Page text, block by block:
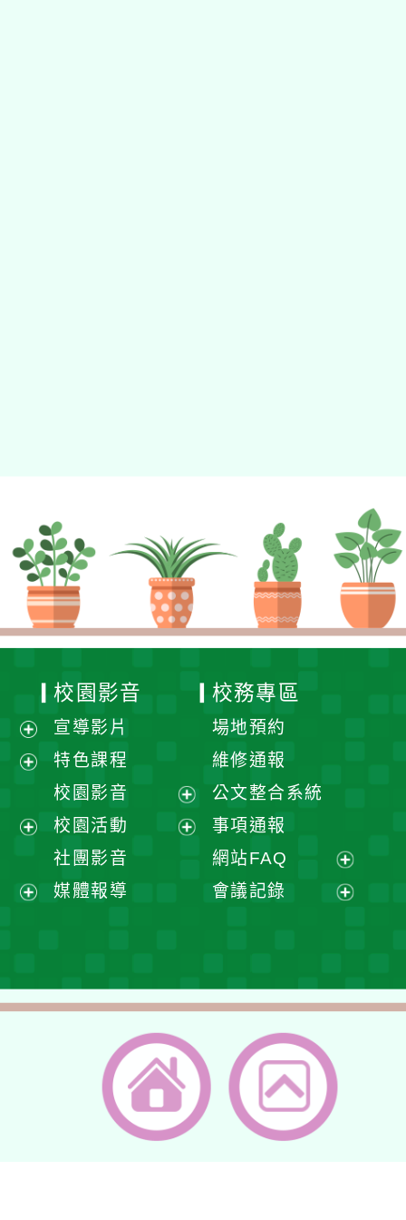
展
開
單
選
選
單
校園影音
宣導影片
特色課程
校園影音
展
開
校園活動
社團影音
媒體報導
校務專區
場地預約
維修通報
公文整合系統
事項通報
網站FAQ
展
會議記錄
單